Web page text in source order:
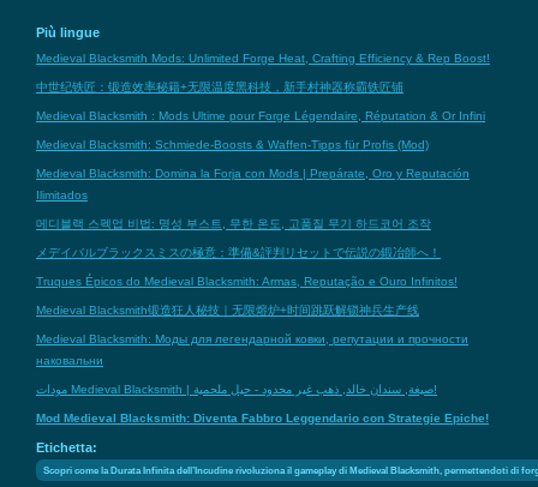
Più lingue
Medieval Blacksmith Mods: Unlimited Forge Heat, Crafting Efficiency & Rep Boost!
中世纪铁匠：锻造效率秘籍+无限温度黑科技，新手村神器称霸铁匠铺
Medieval Blacksmith : Mods Ultime pour Forge Légendaire, Réputation & Or Infini
Medieval Blacksmith: Schmiede-Boosts & Waffen-Tipps für Profis (Mod)
Medieval Blacksmith: Domina la Forja con Mods | Prepárate, Oro y Reputación
Ilimitados
메디블랙 스펙업 비법: 명성 부스트, 무한 온도, 고품질 무기 하드코어 조작
メデイバルブラックスミスの極意：準備&評判リセットで伝説の鍛冶師へ！
Truques Épicos do Medieval Blacksmith: Armas, Reputação e Ouro Infinitos!
Medieval Blacksmith锻造狂人秘技｜无限熔炉+时间跳跃解锁神兵生产线
Medieval Blacksmith: Моды для легендарной ковки, репутации и прочности
наковальни
مودات Medieval Blacksmith | صيغة, سندان خالد, ذهب غير محدود - حيل ملحمية!
Mod Medieval Blacksmith: Diventa Fabbro Leggendario con Strategie Epiche!
Etichetta:
Scopri come la Durata Infinita dell’Incudine rivoluziona il gameplay di Medieval Blacksmith, permettendoti di